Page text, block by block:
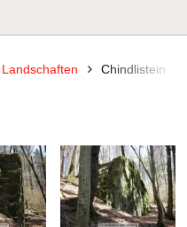
Landschaften Chindlistein